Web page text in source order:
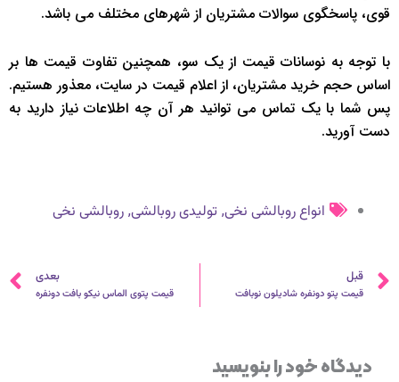
قوی، پاسخگوی سوالات مشتریان از شهرهای مختلف می باشد.
با توجه به نوسانات قیمت از یک سو، همچنین تفاوت قیمت ها بر
اساس حجم خرید مشتریان، از اعلام قیمت در سایت، معذور هستیم.
پس شما با یک تماس می توانید هر آن چه اطلاعات نیاز دارید به
دست آورید.
انواع روبالشی نخی, تولیدی روبالشی, روبالشی نخی
قبلی
قبل
قیمت پتو دونفره شادیلون نوبافت
بعدی
قیمت پتوی الماس نیکو بافت دونفره
دیدگاه‌ خود را بنویسید